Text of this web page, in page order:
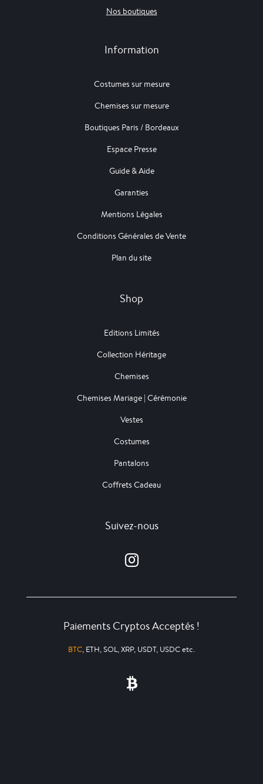
Nos boutiques
Information
Costumes sur mesure
Chemises sur mesure
Boutiques Paris / Bordeaux
Espace Presse
Guide & Aide
Garanties
Mentions Légales
Conditions Générales de Vente
Plan du site
Shop
Editions Limités
Collection Héritage
Chemises
Chemises Mariage | Cérémonie
Vestes
Costumes
Pantalons
Coffrets Cadeau
Suivez-nous
Paiements Cryptos Acceptés !
BTC, ETH, SOL, XRP, USDT, USDC etc.